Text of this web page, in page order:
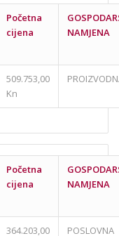
Početna
cijena
NAMJENA
509.753,00
Kn
Početna
cijena
NAMJENA
364.203,00 POSLOVNA